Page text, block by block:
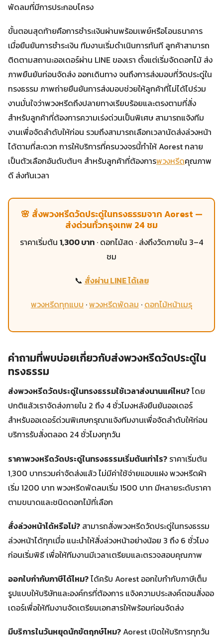
พัดลมที่มีการประกอบโครง
ขั้นตอนสุดท้ายคือการชำระเงินผ่านพร้อมเพย์หรือโอนธนาคาร
เมื่อยืนยันการชำระเงิน ทีมงานเริ่มดำเนินการทันที ลูกค้าสามารถ
ติดตามสถานะออเดอร์ผ่าน LINE ของเรา ตั้งแต่เริ่มจัดดอกไม้ ส่ง
ภาพยืนยันก่อนจัดส่ง ออกเดินทาง จนถึงการส่งมอบที่วัดประดู่ใน
ทรงธรรม ภาพถ่ายยืนยันการส่งมอบช่วยให้ลูกค้าที่ไม่ได้ไปร่วม
งานมั่นใจว่าพวงหรีดถึงปลายทางเรียบร้อยและตรงตามที่สั่ง
สำหรับลูกค้าที่ต้องการความเร่งด่วนเป็นพิเศษ สามารถแจ้งทีม
งานเพื่อจัดลำดับให้ก่อน รวมถึงสามารถเลือกเวลานัดส่งล่วงหน้า
ได้ตามที่สะดวก การให้บริการที่ครบวงจรนี้ทำให้ Aorest กลาย
เป็นตัวเลือกอันดับต้นๆ สำหรับลูกค้าที่ต้องการพวงหรีดคุณภาพ
ดี ส่งทันเวลา
🌸 สั่งพวงหรีดวัดประดู่ในทรงธรรมจาก Aorest —
ส่งด่วนทั่วกรุงเทพ 24 ชม
ราคาเริ่มต้น 1,300 บาท · ดอกไม้สด · ส่งถึงวัดภายใน 3–4
ชม
📞 สั่งผ่าน LINE ได้เลย
พวงหรีดทุกแบบ ·พวงหรีดพัดลม · ดอกไม้หน้าเมรุ
คำถามที่พบบ่อยเกี่ยวกับส่งพวงหรีดวัดประดู่ใน
ทรงธรรม
ส่งพวงหรีดวัดประดู่ในทรงธรรมใช้เวลาส่งนานแค่ไหน?โดย
ปกติแล้วเราจัดส่งภายใน 2 ถึง 4 ชั่วโมงหลังยืนยันออเดอร์
สำหรับออเดอร์ด่วนพิเศษกรุณาแจ้งทีมงานเพื่อจัดลำดับให้ก่อน
บริการรับสั่งตลอด 24 ชั่วโมงทุกวัน
ราคาพวงหรีดวัดประดู่ในทรงธรรมเริ่มต้นเท่าไร? ราคาเริ่มต้น
1,300 บาทรวมค่าจัดส่งแล้ว ไม่มีค่าใช้จ่ายแอบแฝง พวงหรีดผ้า
เริ่ม 1200 บาท พวงหรีดพัดลมเริ่ม 1500 บาท มีหลายระดับราคา
ตามขนาดและชนิดดอกไม้ที่เลือก
สั่งล่วงหน้าได้หรือไม่? สามารถสั่งพวงหรีดวัดประดู่ในทรงธรรม
ล่วงหน้าได้ทุกเมื่อ แนะนำให้สั่งล่วงหน้าอย่างน้อย 3 ถึง 6 ชั่วโมง
ก่อนเริ่มพิธี เพื่อให้ทีมงานมีเวลาเตรียมและตรวจสอบคุณภาพ
ออกใบกำกับภาษีได้ไหม?ได้ครับ Aorest ออกใบกำกับภาษีเต็ม
รูปแบบให้บริษัทและองค์กรที่ต้องการ แจ้งความประสงค์ตอนสั่งออ
เดอร์เพื่อให้ทีมงานจัดเตรียมเอกสารให้พร้อมก่อนจัดส่ง
มีบริการในวันหยุดนักขัตฤกษ์ไหม?Aorest เปิดให้บริการทุกวัน